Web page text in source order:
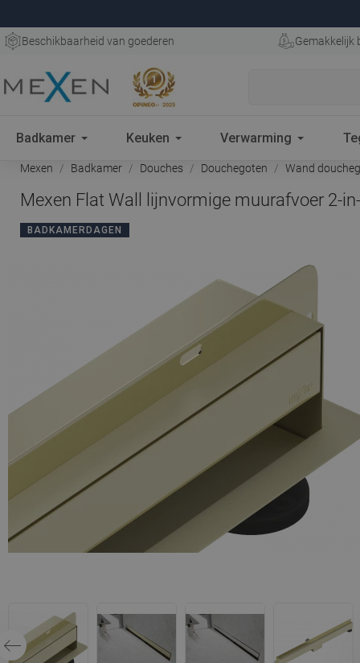
Beschikbaarheid van goederen Gemakkelijk
Badkamer Keuken Verwarming
Mexen Badkamer Douches Douchegoten Wand
Mexen Flat Wall lijnvormige muurafvoer 2-
BADKAMERDAGEN